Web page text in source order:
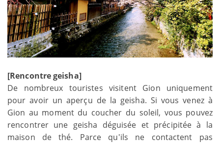
[Rencontre geisha]
De nombreux touristes visitent Gion uniquement
pour avoir un aperçu de la geisha. Si vous venez à
Gion au moment du coucher du soleil, vous pouvez
rencontrer une geisha déguisée et précipitée à la
maison de thé. Parce qu'ils ne contactent pas